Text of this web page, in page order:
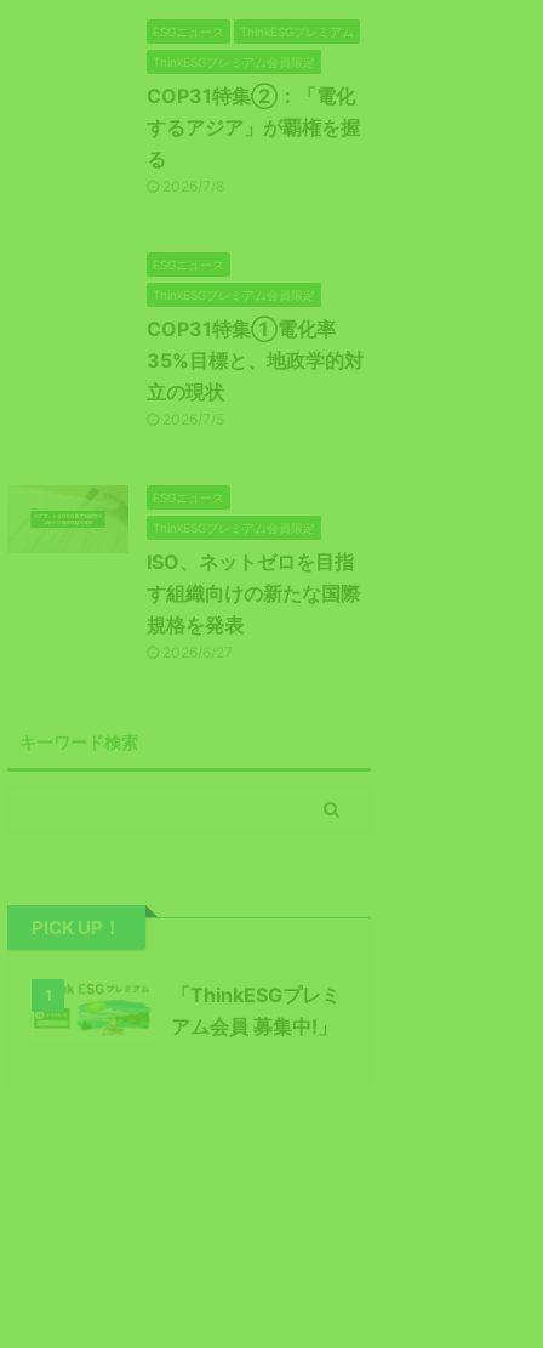
ESGニュース ThinkESGプレミアム
ThinkESGプレミアム会員限定
COP31特集②：「電化
するアジア」が覇権を握
る
2026/7/8
ESGニュース
ThinkESGプレミアム会員限定
COP31特集①電化率
35%目標と、地政学的対
立の現状
2026/7/5
ESGニュース
ThinkESGプレミアム会員限定
ISO、ネットゼロを目指
す組織向けの新たな国際
規格を発表
2026/6/27
キーワード検索
PICK UP！
1
「ThinkESGプレミ
アム会員 募集中!」